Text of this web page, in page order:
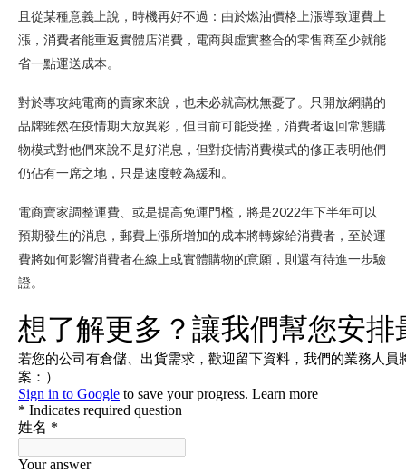
且從某種意義上說，時機再好不過：由於燃油價格上漲導致運費上
漲，消費者能重返實體店消費，電商與虛實整合的零售商至少就能
省一點運送成本。
對於專攻純電商的賣家來說，也未必就高枕無憂了。只開放網購的
品牌雖然在疫情期大放異彩，但目前可能受挫，消費者返回常態購
物模式對他們來說不是好消息，但對疫情消費模式的修正表明他們
仍佔有一席之地，只是速度較為緩和。
電商賣家調整運費、或是提高免運門檻，將是2022年下半年可以
預期發生的消息，郵費上漲所增加的成本將轉嫁給消費者，至於運
費將如何影響消費者在線上或實體購物的意願，則還有待進一步驗
證。